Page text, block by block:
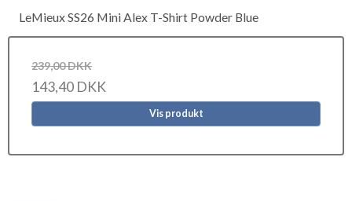
LeMieux SS26 Mini Alex T-Shirt Powder Blue
239,00 DKK
143,40 DKK
Vis produkt